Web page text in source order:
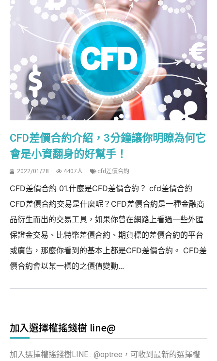
CFD差價合約介紹，3分鐘讓你明瞭為何它
會是小資翻身的好幫手！
2022/01/28 4407人 cfd差價合約
CFD差價合約 01.什麼是CFD差價合約？ cfd差價合約
CFD差價合約交易是什麼呢？CFD差價合約是一種金融商
品衍生而出的交易工具，如果你曾在網路上看過一些外匯
保證金交易、比特幣差價合約、期貨標的差價合約的平台
或廣告，那麼你看到的基本上都是CFD差價合約。 CFD差
價合約會以某一標的之價值變動...
加入選擇權搖錢樹 line@
加入選擇權搖錢樹LINE : @optree，可收到最新的選擇權